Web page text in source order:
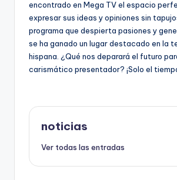
encontrado en Mega TV el espacio
expresar sus ideas y opiniones sin
programa que despierta pasiones y
se ha ganado un lugar destacado en la
hispana. ¿Qué nos deparará el futuro
carismático presentador? ¡Solo el
noticias
Ver todas las entradas